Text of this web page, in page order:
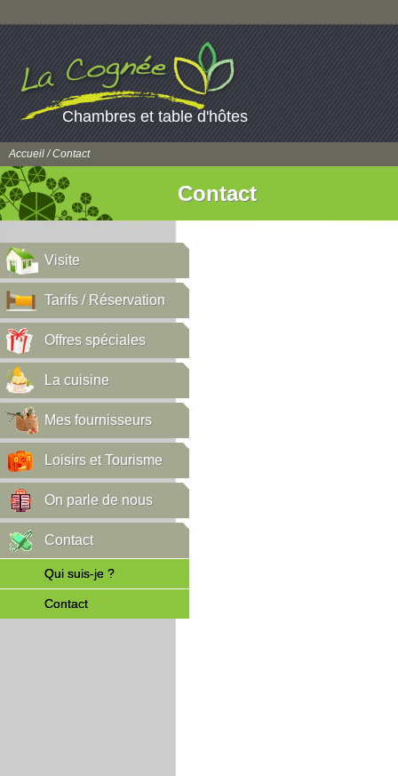
Chambres et table d'hôtes
Accueil/ Contact
Contact
Visite
Tarifs / Réservation
Offres spéciales
La cuisine
Mes fournisseurs
Loisirs et Tourisme
On parle de nous
Contact
Qui suis-je ?
Contact